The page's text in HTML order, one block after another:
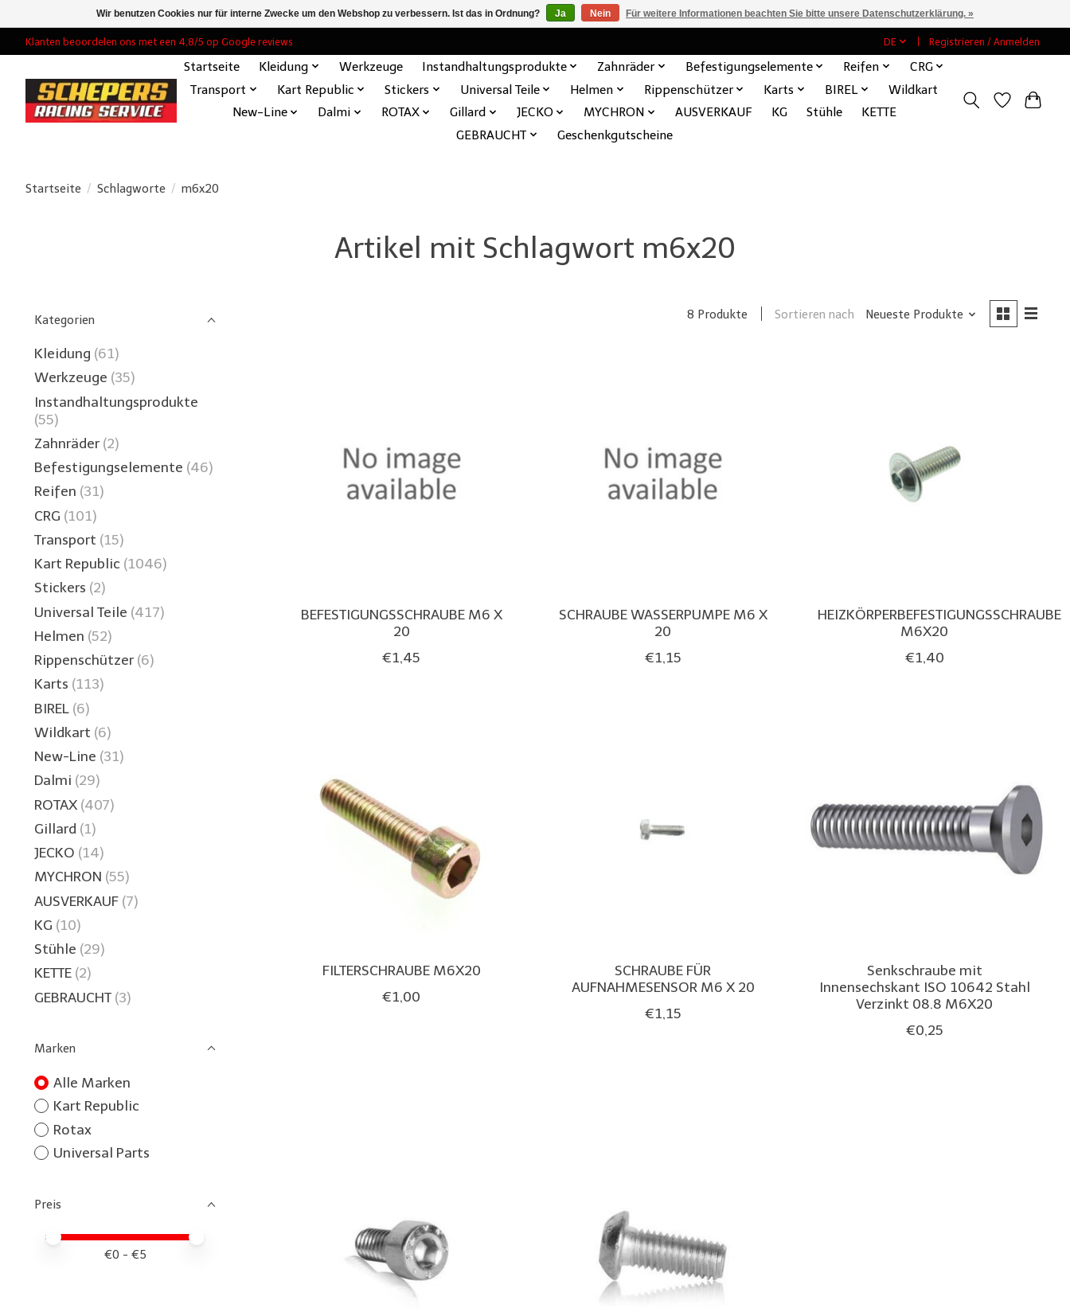
Klanten beoordelen ons met een 4,8/5 op Google reviews DE Registrieren / Anmelden
Startseite Kleidung Werkzeuge Instandhaltungsprodukte Zahnräder Befestigungselemente Reifen
CRG
Transport
Kart Republic Stickers Universal Teile Helmen Rippenschützer Karts BIREL
Wildkart
New-Line
Dalmi ROTAX Gillard JECKO MYCHRON AUSVERKAUF KG Stühle
KETTE
GEBRAUCHT
Geschenkgutscheine
Startseite / Schlagworte / m6x20
Artikel mit Schlagwort m6x20
Kategorien
Kleidung (61)
Werkzeuge (35)
Instandhaltungsprodukte
(55)
Zahnräder (2)
Befestigungselemente (46)
Reifen (31)
CRG (101)
Transport (15)
Kart Republic (1046)
Stickers (2)
Universal Teile (417)
Helmen (52)
Rippenschützer (6)
Karts (113)
BIREL (6)
Wildkart (6)
New-Line (31)
Dalmi (29)
ROTAX (407)
Gillard (1)
JECKO (14)
MYCHRON (55)
AUSVERKAUF (7)
KG (10)
Stühle (29)
KETTE (2)
GEBRAUCHT (3)
Marken
Alle Marken
Kart Republic
Rotax
Universal Parts
Preis
Preis – Mindestwert
Price maximum value
€0 - €5
8 Produkte Sortieren nach Neueste Produkte
BEFESTIGUNGSSCHRAUBE M6 X
20
€1,45
SCHRAUBE WASSERPUMPE M6 X
20
€1,15
HEIZKÖRPERBEFESTIGUNGSSCHRAUBE
M6X20
€1,40
FILTERSCHRAUBE M6X20
€1,00
SCHRAUBE FÜR
AUFNAHMESENSOR M6 X 20
€1,15
Senkschraube mit
Innensechskant ISO 10642 Stahl
Verzinkt 08.8 M6X20
€0,25
Wir benutzen Cookies nur für interne Zwecke um den Webshop zu verbessern. Ist das in Ordnung? Ja Nein Für weitere Informationen beachten Sie bitte unsere Datenschutzerklärung. »